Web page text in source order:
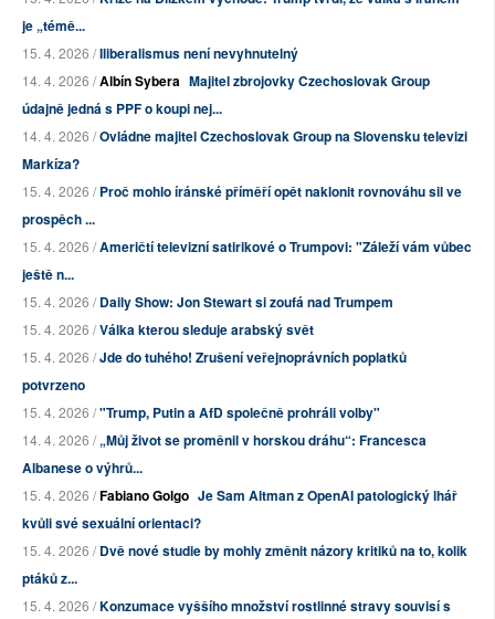
je „témě...
15. 4. 2026 /Iliberalismus není nevyhnutelný
14. 4. 2026 /Albín Sybera Majitel zbrojovky Czechoslovak Group
údajně jedná s PPF o koupi nej...
14. 4. 2026 /Ovládne majitel Czechoslovak Group na Slovensku televizi
Markíza?
15. 4. 2026 /Proč mohlo íránské příměří opět naklonit rovnováhu sil ve
prospěch ...
15. 4. 2026 /Američtí televizní satirikové o Trumpovi: "Záleží vám vůbec
ještě n...
15. 4. 2026 /Daily Show: Jon Stewart si zoufá nad Trumpem
15. 4. 2026 /Válka kterou sleduje arabský svět
15. 4. 2026 /Jde do tuhého! Zrušení veřejnoprávních poplatků
potvrzeno
15. 4. 2026 /"Trump, Putin a AfD společně prohráli volby"
14. 4. 2026 /„Můj život se proměnil v horskou dráhu“: Francesca
Albanese o výhrů...
15. 4. 2026 /Fabiano Golgo Je Sam Altman z OpenAI patologický lhář
kvůli své sexuální orientaci?
15. 4. 2026 /Dvě nové studie by mohly změnit názory kritiků na to, kolik
ptáků z...
15. 4. 2026 /Konzumace vyššího množství rostlinné stravy souvisí s